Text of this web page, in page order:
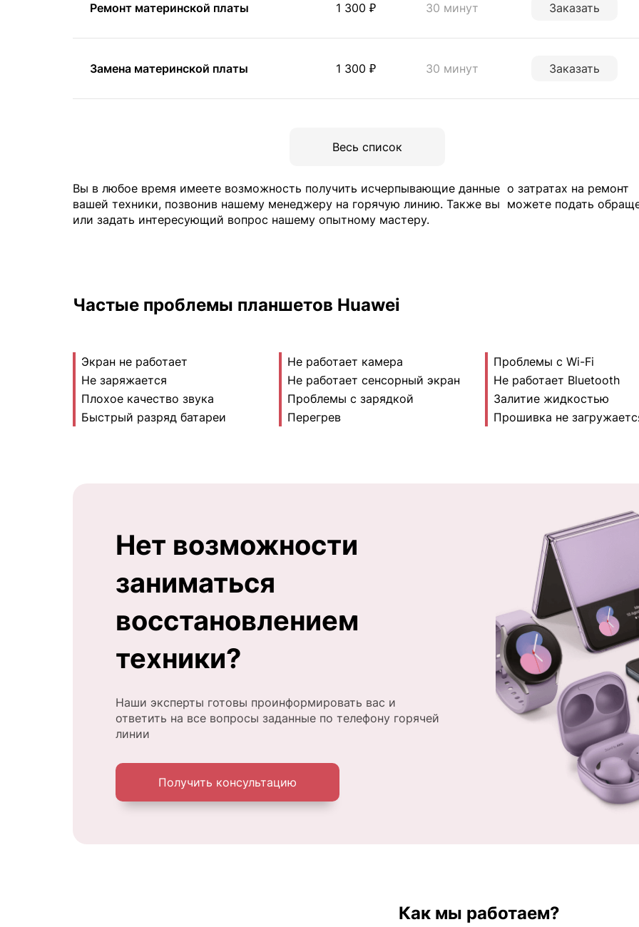
Ремонт материнской платы 1 300 ₽ 30 минут Заказать
Замена материнской платы 1 300 ₽ 30 минут Заказать
Весь список
Вы в любое время имеете возможность получить исчерпывающие данные о затратах на ремонт
вашей техники, позвонив нашему менеджеру на горячую линию. Также вы можете подать
или задать интересующий вопрос нашему опытному мастеру.
Частые проблемы планшетов Huawei
Экран не работает
Не заряжается
Плохое качество звука
Быстрый разряд батареи
Не работает камера
Не работает сенсорный экран
Проблемы с зарядкой
Перегрев
Проблемы с Wi-Fi
Не работает Bluetooth
Залитие жидкостью
Прошивка не
Нет возможности
заниматься
восстановлением
техники?
Наши эксперты готовы проинформировать вас и
ответить на все вопросы заданные по телефону горячей
линии
Получить консультацию
Как мы работаем?